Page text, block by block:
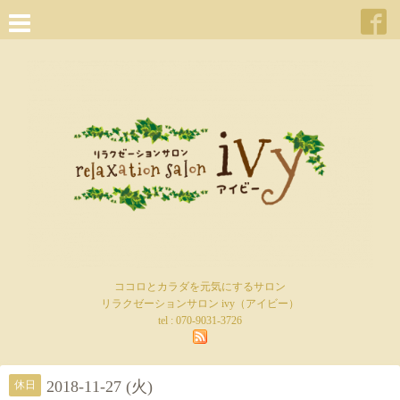
ココロとカラダを元気にするサロン
リラクゼーションサロン ivy（アイビー）
tel : 070-9031-3726
休日 2018-11-27 (火)